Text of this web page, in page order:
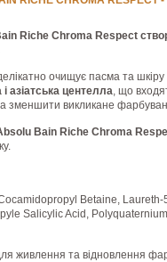
Riche Chroma Respect
очищує пасма та
азіатська центелла, що
зменшити викликане
Bain Riche Chroma
Betaine,
Salicylic Acid,
живлення та відновлення